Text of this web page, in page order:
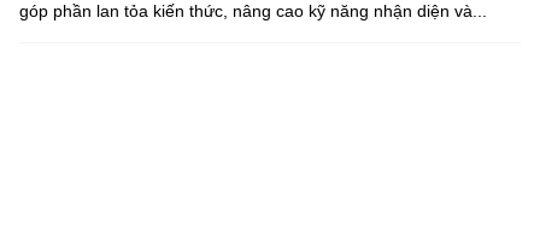
góp phần lan tỏa kiến thức, nâng cao kỹ năng nhận diện và...